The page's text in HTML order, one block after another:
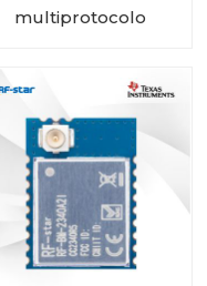
multiprotocolo